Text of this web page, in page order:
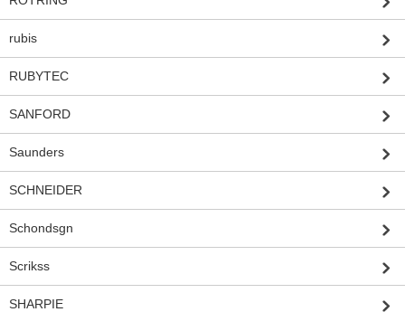
rubis
RUBYTEC
SANFORD
Saunders
SCHNEIDER
Schondsgn
Scrikss
SHARPIE